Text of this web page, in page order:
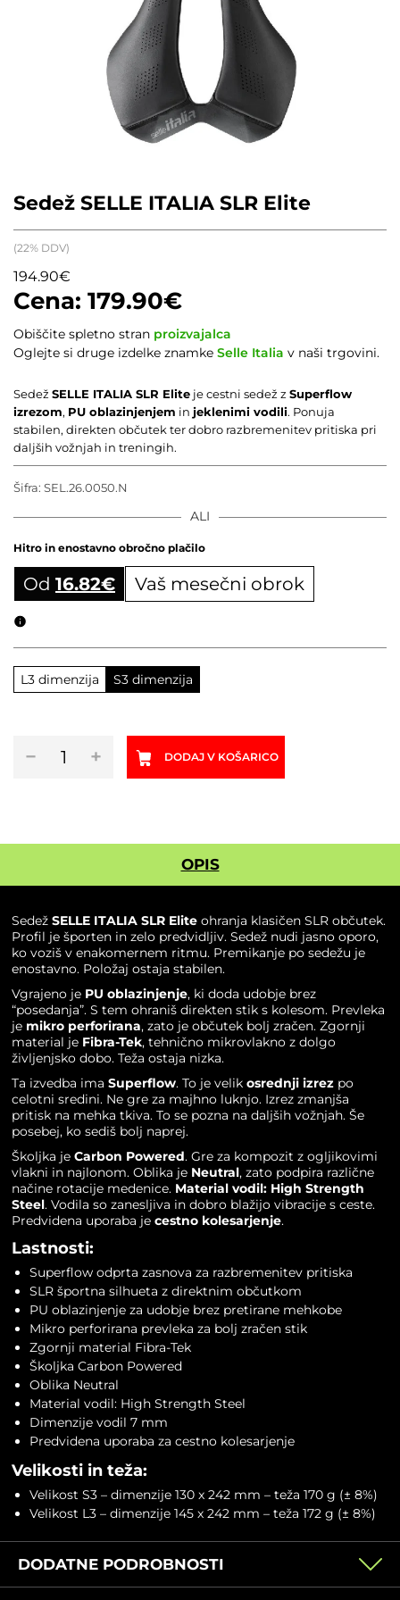
Sedež SELLE ITALIA SLR Elite
179.90€
194.90€
(22% DDV)
Sedež SELLE ITALIA SLR Elite je cestni sedež z Superflow
izrezom, PU oblazinjenjem in jeklenimi vodili. Ponuja
stabilen, direkten občutek ter dobro razbremenitev pritiska pri
daljših vožnjah in treningih.
ALI
Hitro in enostavno obročno plačilo
Od 16.82€ Vaš mesečni obrok
L3 dimenzija S3 dimenzija
−
SELLE
+ DODAJ V KOŠARICO
Obiščite spletno stran proizvajalca
Oglejte si druge izdelke znamke Selle Italia v naši trgovini.
Šifra: SEL.26.0050.N
OPIS
Sedež SELLE ITALIA SLR Eliteohranja klasičen SLR občutek.
Profil je športen in zelo predvidljiv. Sedež nudi jasno oporo,
ko voziš v enakomernem ritmu. Premikanje po sedežu je
enostavno. Položaj ostaja stabilen.
Vgrajeno je PU oblazinjenje, ki doda udobje brez
“posedanja”. S tem ohraniš direkten stik s kolesom. Prevleka
je mikro perforirana, zato je občutek bolj zračen. Zgornji
material je Fibra-Tek, tehnično mikrovlakno z dolgo
življenjsko dobo. Teža ostaja nizka.
Ta izvedba ima Superflow. To je velik osrednji izrezpo
celotni sredini. Ne gre za majhno luknjo. Izrez zmanjša
pritisk na mehka tkiva. To se pozna na daljših vožnjah. Še
posebej, ko sediš bolj naprej.
Školjka je Carbon Powered. Gre za kompozit z ogljikovimi
vlakni in najlonom. Oblika je Neutral, zato podpira različne
načine rotacije medenice. Material vodil: High Strength
Steel. Vodila so zanesljiva in dobro blažijo vibracije s ceste.
Predvidena uporaba je cestno kolesarjenje.
Lastnosti:
Superflow odprta zasnova za razbremenitev pritiska
SLR športna silhueta z direktnim občutkom
PU oblazinjenje za udobje brez pretirane mehkobe
Mikro perforirana prevleka za bolj zračen stik
Zgornji material Fibra-Tek
Školjka Carbon Powered
Oblika Neutral
Material vodil: High Strength Steel
Dimenzije vodil 7 mm
Predvidena uporaba za cestno kolesarjenje
Velikosti in teža:
Velikost S3 – dimenzije 130 x 242 mm – teža 170 g (± 8%)
Velikost L3 – dimenzije 145 x 242 mm – teža 172 g (± 8%)
DODATNE PODROBNOSTI